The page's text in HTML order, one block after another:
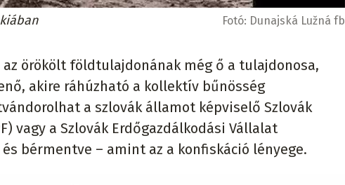
Fotó: Dunajská Lužná fb
örökölt földtulajdonának még ő a tulajdonosa,
akire ráhúzható a kollektív bűnösség
a szlovák államot képviselő Szlovák
vagy a Szlovák Erdőgazdálkodási Vállalat
bérmentve – amint az a konfiskáció lényege.